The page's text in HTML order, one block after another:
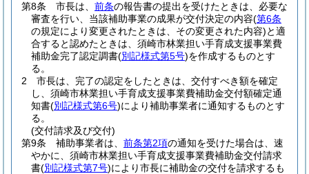
第8条
市長は、 前条の報告書の提出を受けたときは、必要な
審査を行い、当該補助事業の成果が交付決定の内容(第6条
の規定により変更されたときは、その変更された内容)と適
合すると認めたときは、須崎市林業担い手育成支援事業費
補助金完了認定調書(別記様式第5号)を作成するものとす
る。
2
市長は、完了の認定をしたときは、交付すべき額を確定
し、須崎市林業担い手育成支援事業費補助金交付額確定通
知書(別記様式第6号)により補助事業者に通知するものとす
る。
(交付請求及び交付)
第9条
補助事業者は、 前条第2項の通知を受けた場合は、速
やかに、須崎市林業担い手育成支援事業費補助金交付請求
書(別記様式第7号)により市長に補助金の交付を請求するも